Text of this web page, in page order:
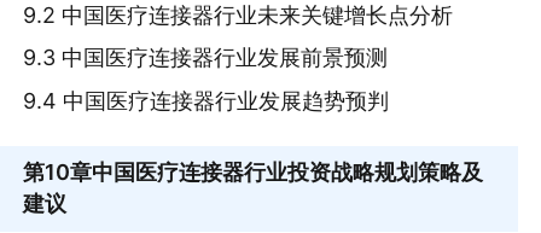
9.2 中国医疗连接器行业未来关键增长点分析
9.3 中国医疗连接器行业发展前景预测
9.4 中国医疗连接器行业发展趋势预判
第10章中国医疗连接器行业投资战略规划策略及
建议